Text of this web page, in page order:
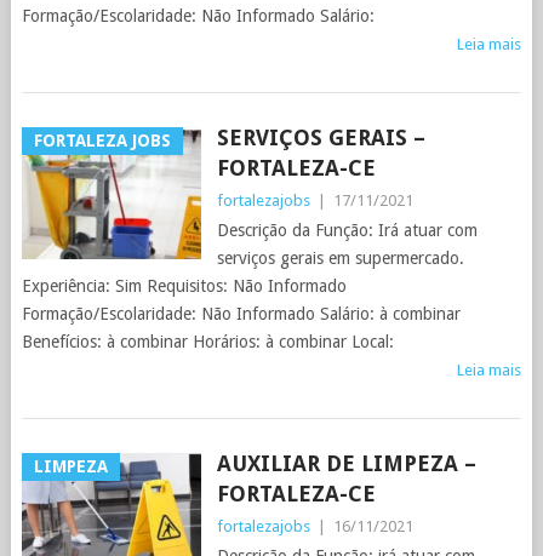
Formação/Escolaridade: Não Informado Salário:
Leia mais
FORTALEZA JOBS
SERVIÇOS GERAIS –
FORTALEZA-CE
fortalezajobs 17/11/2021
Descrição da Função: Irá atuar com
serviços gerais em supermercado.
Experiência: Sim Requisitos: Não Informado
Formação/Escolaridade: Não Informado Salário: à combinar
Benefícios: à combinar Horários: à combinar Local:
Leia mais
LIMPEZA
AUXILIAR DE LIMPEZA –
FORTALEZA-CE
fortalezajobs 16/11/2021